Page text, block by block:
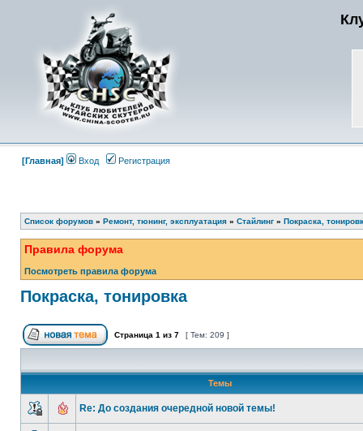
[Главная] Вход Регистрация
Список форумов » Ремонт, тюнинг, эксплуатация » Стайлинг » Покраска,
Правила форума
Посмотреть правила форума
Покраска, тонировка
Страница 1 из 7 [ Тем: 209 ]
Темы
Re: До создания очередной новой темы!